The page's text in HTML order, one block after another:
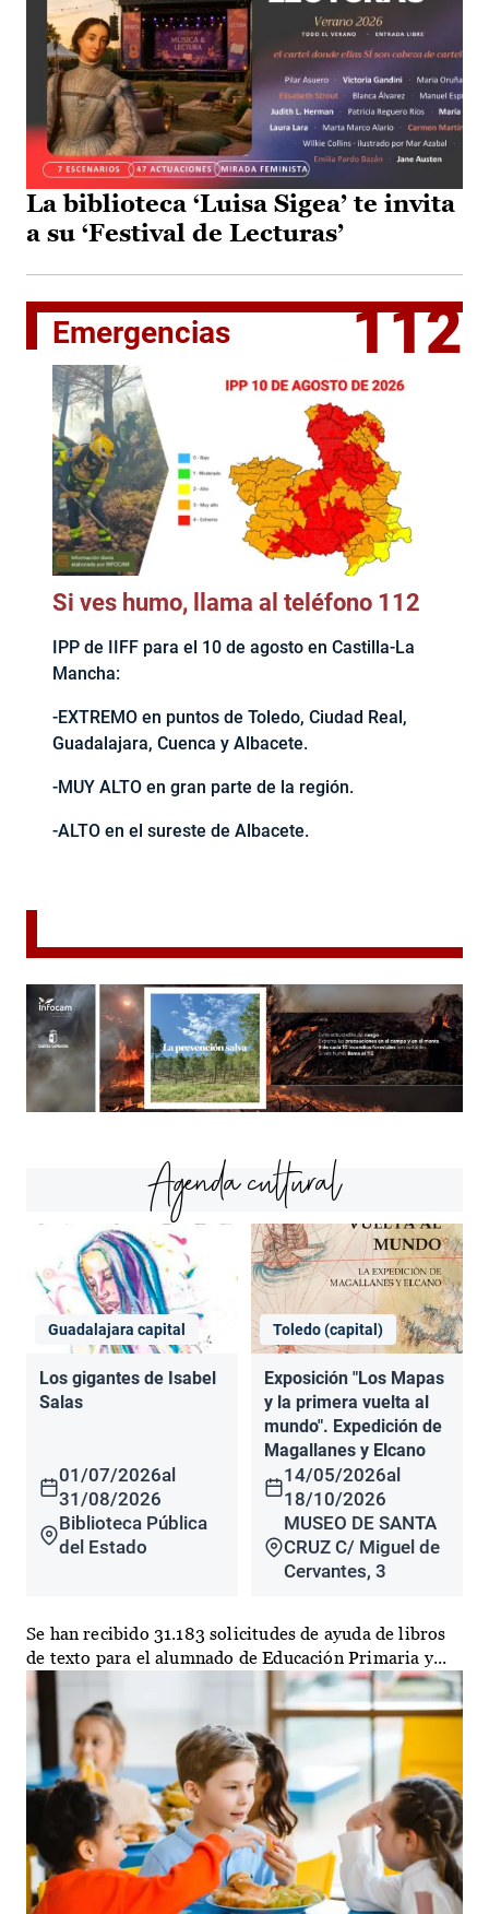
La biblioteca ‘Luisa Sigea’ te invita
a su ‘Festival de Lecturas’
Emergencias 112
Si ves humo, llama al teléfono 112
IPP de IIFF para el 10 de agosto en Castilla-La
Mancha:
-EXTREMO en puntos de Toledo, Ciudad Real,
Guadalajara, Cuenca y Albacete.
-MUY ALTO en gran parte de la región.
-ALTO en el sureste de Albacete.
Agenda cultural
Guadalajara capital
Los gigantes de Isabel
Salas
01/07/2026al
31/08/2026
Biblioteca Pública
del Estado
Toledo (capital)
Exposición "Los Mapas
y la primera vuelta al
mundo". Expedición de
Magallanes y Elcano
14/05/2026al
18/10/2026
MUSEO DE SANTA
CRUZ C/ Miguel de
Cervantes, 3
Se han recibido 31.183 solicitudes de ayuda de libros
de texto para el alumnado de Educación Primaria y...